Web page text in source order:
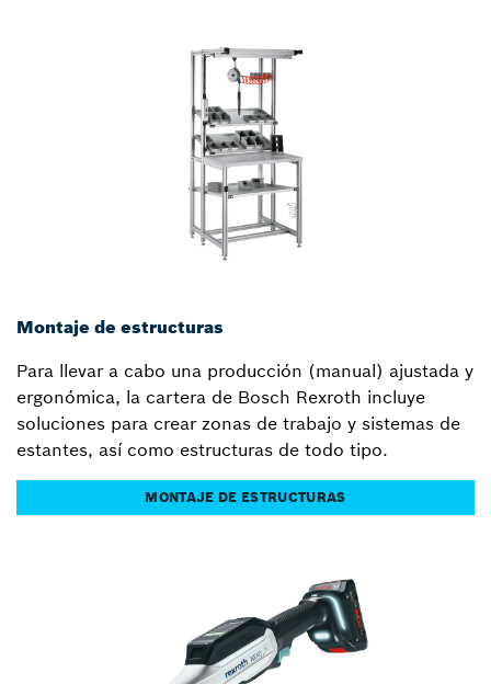
Montaje de estructuras
Para llevar a cabo una producción (manual) ajustada y
ergonómica, la cartera de Bosch Rexroth incluye
soluciones para crear zonas de trabajo y sistemas de
estantes, así como estructuras de todo tipo.
MONTAJE DE ESTRUCTURAS